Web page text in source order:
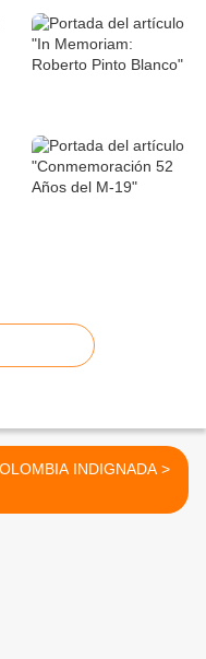
COLOMBIA INDIGNADA >